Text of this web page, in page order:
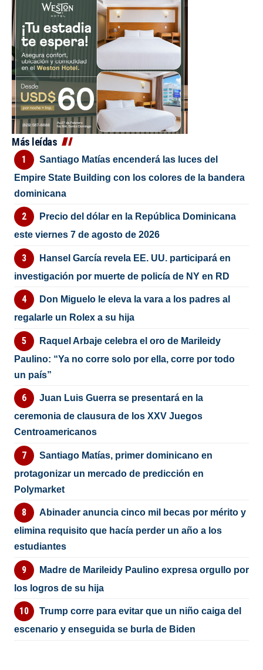
Más leídas
Santiago Matías encenderá las luces del
Empire State Building con los colores de la bandera
dominicana
Precio del dólar en la República Dominicana
este viernes 7 de agosto de 2026
Hansel García revela EE. UU. participará en
investigación por muerte de policía de NY en RD
Don Miguelo le eleva la vara a los padres al
regalarle un Rolex a su hija
Raquel Arbaje celebra el oro de Marileidy
Paulino: “Ya no corre solo por ella, corre por todo
un país”
Juan Luis Guerra se presentará en la
ceremonia de clausura de los XXV Juegos
Centroamericanos
Santiago Matías, primer dominicano en
protagonizar un mercado de predicción en
Polymarket
Abinader anuncia cinco mil becas por mérito y
elimina requisito que hacía perder un año a los
estudiantes
Madre de Marileidy Paulino expresa orgullo por
los logros de su hija
Trump corre para evitar que un niño caiga del
escenario y enseguida se burla de Biden